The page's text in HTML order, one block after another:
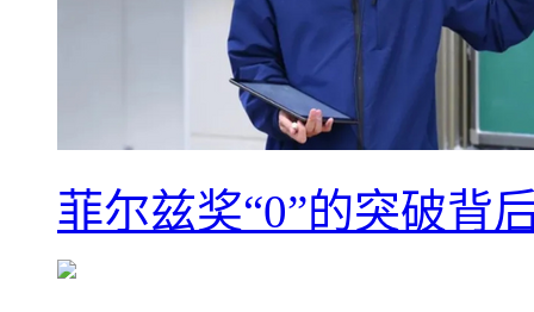
菲尔兹奖“0”的突破背